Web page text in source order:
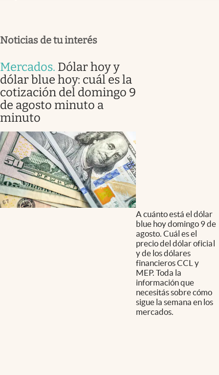
Noticias de tu interés
Mercados. Dólar hoy y
dólar blue hoy: cuál es la
cotización del domingo 9
de agosto minuto a
minuto
A cuánto está el dólar
blue hoy domingo 9 de
agosto. Cuál es el
precio del dólar oficial
y de los dólares
financieros CCL y
MEP. Toda la
información que
necesitás sobre cómo
sigue la semana en los
mercados.